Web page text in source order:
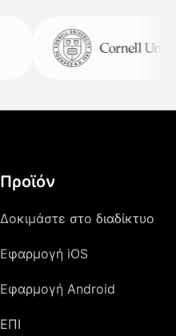
Προϊόν
Δοκιμάστε στο διαδίκτυο
Εφαρμογή iOS
Εφαρμογή Android
ΕΠΙ